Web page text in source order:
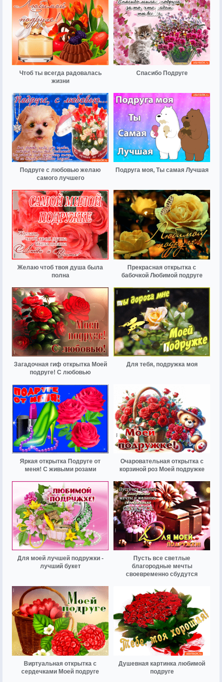
Чтоб ты всегда радовалась
жизни
Спасибо Подруге
Подруге с любовью желаю
самого лучшего
Подруга моя, Ты самая Лучшая
Желаю чтоб твоя душа была
полна
Прекрасная открытка с
бабочкой Любимой подруге
Загадочная гиф открытка Моей
подруге! С любовью
Для тебя, подружка моя
Яркая открытка Подруге от
меня! С живыми розами
Очаровательная открытка с
корзиной роз Моей подружке
Для моей лучшей подружки -
лучший букет
Пусть все светлые
благородные мечты
своевременно сбудутся
Виртуальная открытка с
сердечками Моей подруге
Душевная картинка любимой
подруге